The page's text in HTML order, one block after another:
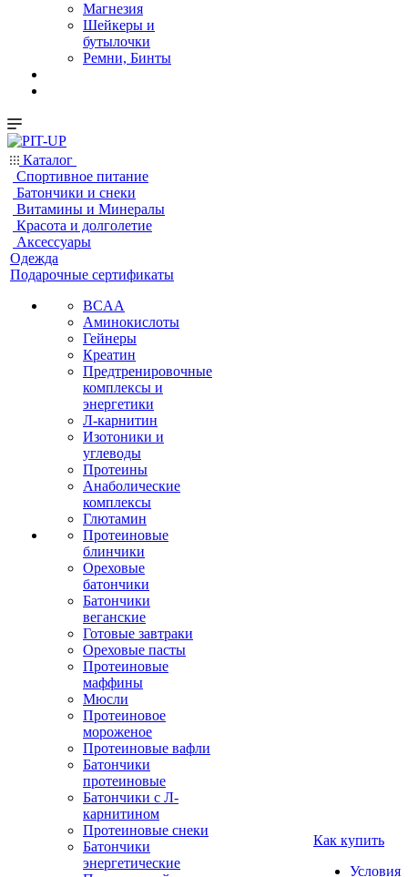
Магнезия
Шейкеры и
бутылочки
Ремни, Бинты
Каталог
Спортивное питание
Батончики и снеки
Витамины и Минералы
Красота и долголетие
Аксессуары
Одежда
Подарочные сертификаты
BCAA
Аминокислоты
Гейнеры
Креатин
Предтренировочные
комплексы и
энергетики
Л-карнитин
Изотоники и
углеводы
Протеины
Анаболические
комплексы
Глютамин
Протеиновые
блинчики
Ореховые
батончики
Батончики
веганские
Готовые завтраки
Ореховые пасты
Протеиновые
маффины
Мюсли
Протеиновое
мороженое
Протеиновые вафли
Батончики
протеиновые
Батончики с Л-
карнитином
Протеиновые снеки
Батончики
энергетические
Как купить
Условия